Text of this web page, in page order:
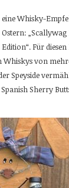
eine Whisky-
Ostern: „Scallywag
Edition“. Für
Whiskys von
Speyside
Sherry